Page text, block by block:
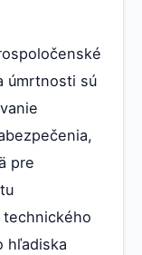
úmrtnosti sú
pre
hľadiska